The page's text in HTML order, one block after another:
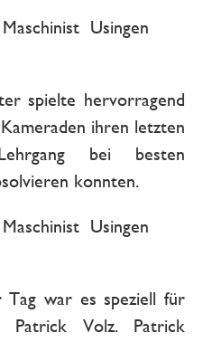
spielte hervorragend
ihren letzten
bei besten
konnten.
Tag war es speziell für
Patrick Volz. Patrick